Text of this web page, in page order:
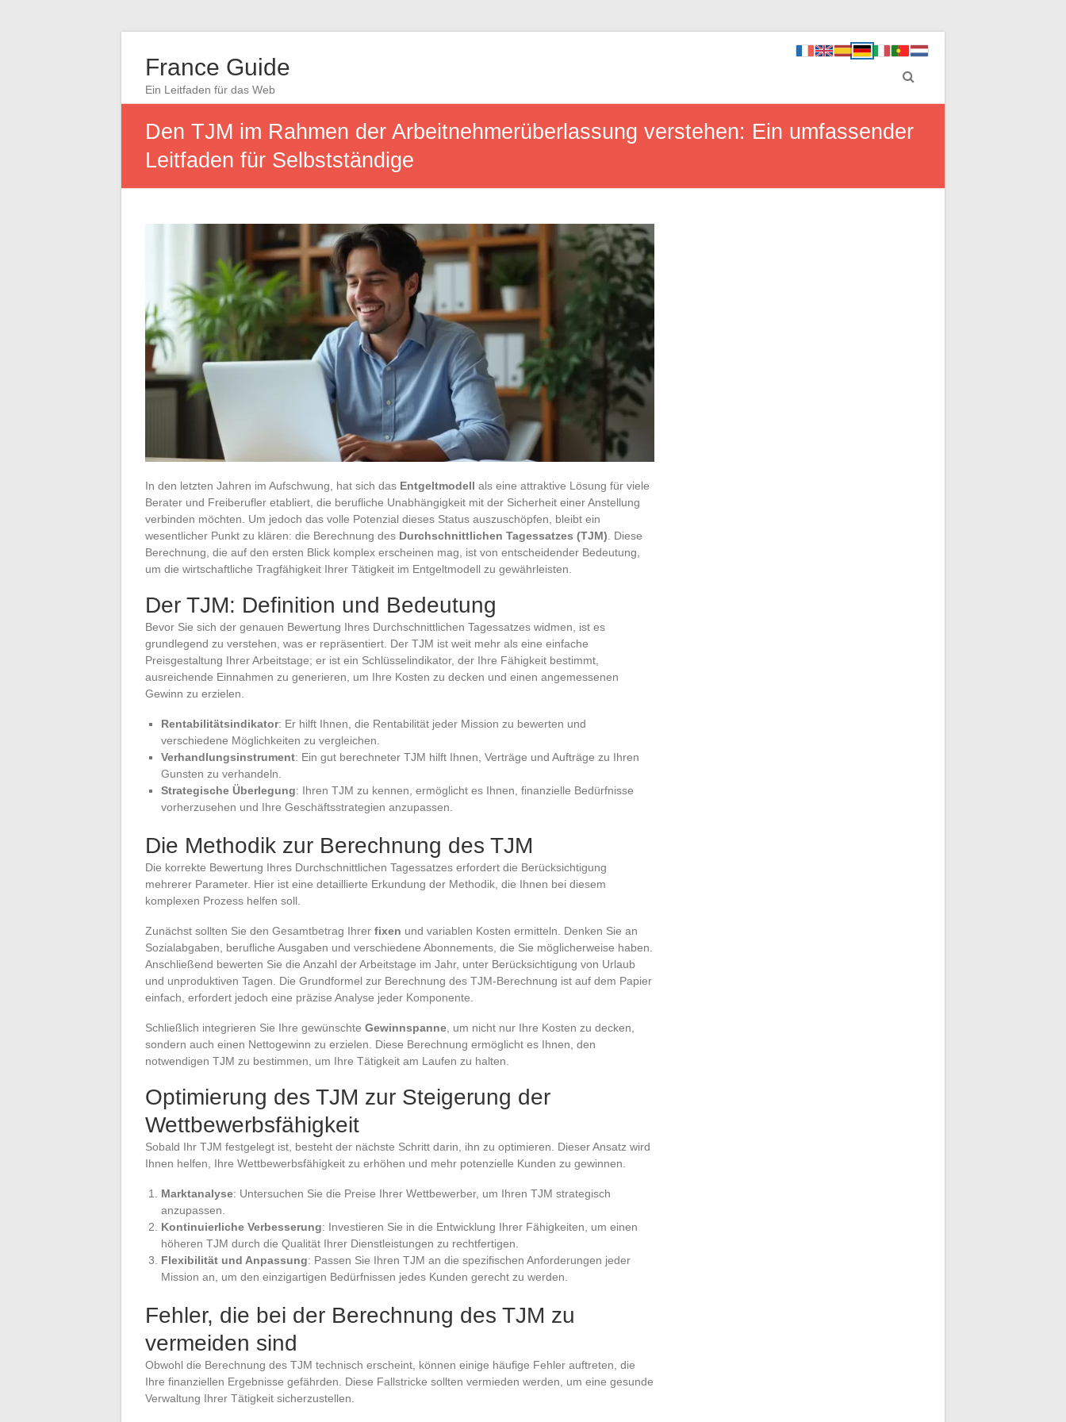
France Guide
Ein Leitfaden für das Web
Den TJM im Rahmen der Arbeitnehmerüberlassung verstehen: Ein umfassender
Leitfaden für Selbstständige
In den letzten Jahren im Aufschwung, hat sich das Entgeltmodell als eine attraktive Lösung für viele
Berater und Freiberufler etabliert, die berufliche Unabhängigkeit mit der Sicherheit einer Anstellung
verbinden möchten. Um jedoch das volle Potenzial dieses Status auszuschöpfen, bleibt ein
wesentlicher Punkt zu klären: die Berechnung des Durchschnittlichen Tagessatzes (TJM) . Diese
Berechnung, die auf den ersten Blick komplex erscheinen mag, ist von entscheidender Bedeutung,
um die wirtschaftliche Tragfähigkeit Ihrer Tätigkeit im Entgeltmodell zu gewährleisten.
Der TJM: Definition und Bedeutung
Bevor Sie sich der genauen Bewertung Ihres Durchschnittlichen Tagessatzes widmen, ist es
grundlegend zu verstehen, was er repräsentiert. Der TJM ist weit mehr als eine einfache
Preisgestaltung Ihrer Arbeitstage; er ist ein Schlüsselindikator, der Ihre Fähigkeit bestimmt,
ausreichende Einnahmen zu generieren, um Ihre Kosten zu decken und einen angemessenen
Gewinn zu erzielen.
Rentabilitätsindikator: Er hilft Ihnen, die Rentabilität jeder Mission zu bewerten und
verschiedene Möglichkeiten zu vergleichen.
Verhandlungsinstrument: Ein gut berechneter TJM hilft Ihnen, Verträge und Aufträge zu Ihren
Gunsten zu verhandeln.
Strategische Überlegung: Ihren TJM zu kennen, ermöglicht es Ihnen, finanzielle Bedürfnisse
vorherzusehen und Ihre Geschäftsstrategien anzupassen.
Die Methodik zur Berechnung des TJM
Die korrekte Bewertung Ihres Durchschnittlichen Tagessatzes erfordert die Berücksichtigung
mehrerer Parameter. Hier ist eine detaillierte Erkundung der Methodik, die Ihnen bei diesem
komplexen Prozess helfen soll.
Zunächst sollten Sie den Gesamtbetrag Ihrer fixen und variablen Kosten ermitteln. Denken Sie an
Sozialabgaben, berufliche Ausgaben und verschiedene Abonnements, die Sie möglicherweise haben.
Anschließend bewerten Sie die Anzahl der Arbeitstage im Jahr, unter Berücksichtigung von Urlaub
und unproduktiven Tagen. Die Grundformel zur Berechnung des TJM-Berechnung ist auf dem Papier
einfach, erfordert jedoch eine präzise Analyse jeder Komponente.
Schließlich integrieren Sie Ihre gewünschte Gewinnspanne , um nicht nur Ihre Kosten zu decken,
sondern auch einen Nettogewinn zu erzielen. Diese Berechnung ermöglicht es Ihnen, den
notwendigen TJM zu bestimmen, um Ihre Tätigkeit am Laufen zu halten.
Optimierung des TJM zur Steigerung der
Wettbewerbsfähigkeit
Sobald Ihr TJM festgelegt ist, besteht der nächste Schritt darin, ihn zu optimieren. Dieser Ansatz wird
Ihnen helfen, Ihre Wettbewerbsfähigkeit zu erhöhen und mehr potenzielle Kunden zu gewinnen.
Marktanalyse: Untersuchen Sie die Preise Ihrer Wettbewerber, um Ihren TJM strategisch
anzupassen.
Kontinuierliche Verbesserung: Investieren Sie in die Entwicklung Ihrer Fähigkeiten, um einen
höheren TJM durch die Qualität Ihrer Dienstleistungen zu rechtfertigen.
Flexibilität und Anpassung: Passen Sie Ihren TJM an die spezifischen Anforderungen jeder
Mission an, um den einzigartigen Bedürfnissen jedes Kunden gerecht zu werden.
Fehler, die bei der Berechnung des TJM zu
vermeiden sind
Obwohl die Berechnung des TJM technisch erscheint, können einige häufige Fehler auftreten, die
Ihre finanziellen Ergebnisse gefährden. Diese Fallstricke sollten vermieden werden, um eine gesunde
Verwaltung Ihrer Tätigkeit sicherzustellen.